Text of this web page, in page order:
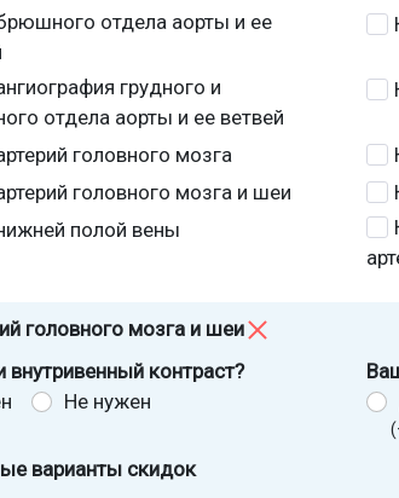
отдела аорты и ее
грудного и
отдела аорты и ее ветвей
головного мозга
головного мозга и шеи
полой вены
головного мозга и шеи
внутривенный контраст?
Не нужен
варианты скидок